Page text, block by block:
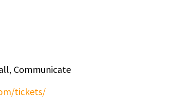
Communicate
tickets/